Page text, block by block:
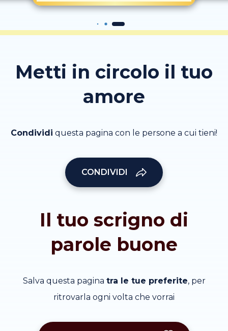
Metti in circolo il tuo
amore
Condividi questa pagina con le persone a cui tieni!
CONDIVIDI
Il tuo scrigno di
parole buone
Salva questa pagina tra le tue preferite, per
ritrovarla ogni volta che vorrai